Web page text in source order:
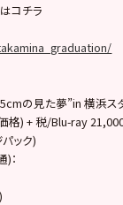
コチラ
の見た夢”in 横浜ス
格) + 税/Blu-ray
ック)
：